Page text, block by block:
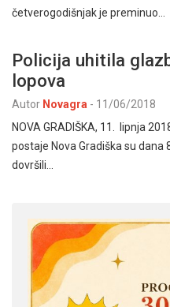
četverogodišnjak je preminuo…
Policija uhitila
lopova
Autor Novagra - 11/06/2018
NOVA GRADIŠKA, 11. lipnja
postaje Nova Gradiška su dana
dovršili…